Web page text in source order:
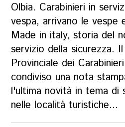
Olbia. Carabinieri in
vespa, arrivano le vespe
Made in italy, storia del
servizio della sicurezza.
Provinciale dei
condiviso una nota
l'ultima novità in tema di
nelle località turistiche...